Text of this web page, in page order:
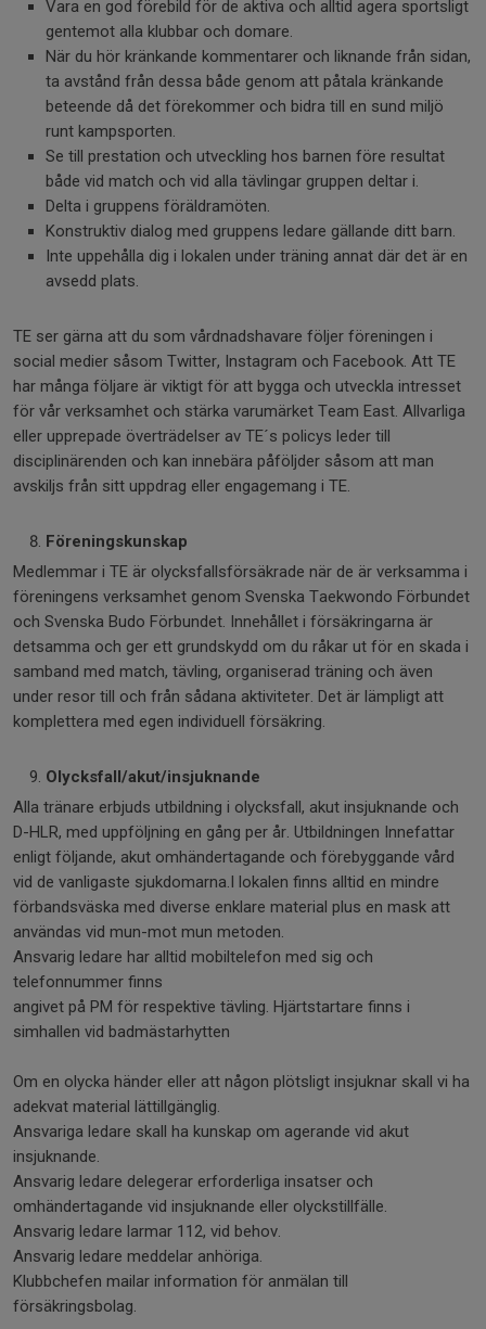
Vara en god förebild för de aktiva och alltid agera sportsligt
gentemot alla klubbar och domare.
När du hör kränkande kommentarer och liknande från sidan,
ta avstånd från dessa både genom att påtala kränkande
beteende då det förekommer och bidra till en sund miljö
runt kampsporten.
Se till prestation och utveckling hos barnen före resultat
både vid match och vid alla tävlingar gruppen deltar i.
Delta i gruppens föräldramöten.
Konstruktiv dialog med gruppens ledare gällande ditt barn.
Inte uppehålla dig i lokalen under träning annat där det är en
avsedd plats.
TE ser gärna att du som vårdnadshavare följer föreningen i
social medier såsom Twitter, Instagram och Facebook. Att TE
har många följare är viktigt för att bygga och utveckla intresset
för vår verksamhet och stärka varumärket Team East. Allvarliga
eller upprepade överträdelser av TE´s policys leder till
disciplinärenden och kan innebära påföljder såsom att man
avskiljs från sitt uppdrag eller engagemang i TE.
Föreningskunskap
Medlemmar i TE är olycksfallsförsäkrade när de är verksamma i
föreningens verksamhet genom Svenska Taekwondo Förbundet
och Svenska Budo Förbundet. Innehållet i försäkringarna är
detsamma och ger ett grundskydd om du råkar ut för en skada i
samband med match, tävling, organiserad träning och även
under resor till och från sådana aktiviteter. Det är lämpligt att
komplettera med egen individuell försäkring.
Olycksfall/akut/insjuknande
Alla tränare erbjuds utbildning i olycksfall, akut insjuknande och
D-HLR, med uppföljning en gång per år. Utbildningen Innefattar
enligt följande, akut omhändertagande och förebyggande vård
vid de vanligaste sjukdomarna.I lokalen finns alltid en mindre
förbandsväska med diverse enklare material plus en mask att
användas vid mun-mot mun metoden.
Ansvarig ledare har alltid mobiltelefon med sig och
telefonnummer finns
angivet på PM för respektive tävling. Hjärtstartare finns i
simhallen vid badmästarhytten
Om en olycka händer eller att någon plötsligt insjuknar skall vi ha
adekvat material lättillgänglig.
Ansvariga ledare skall ha kunskap om agerande vid akut
insjuknande.
Ansvarig ledare delegerar erforderliga insatser och
omhändertagande vid insjuknande eller olyckstillfälle.
Ansvarig ledare larmar 112, vid behov.
Ansvarig ledare meddelar anhöriga.
Klubbchefen mailar information för anmälan till
försäkringsbolag.